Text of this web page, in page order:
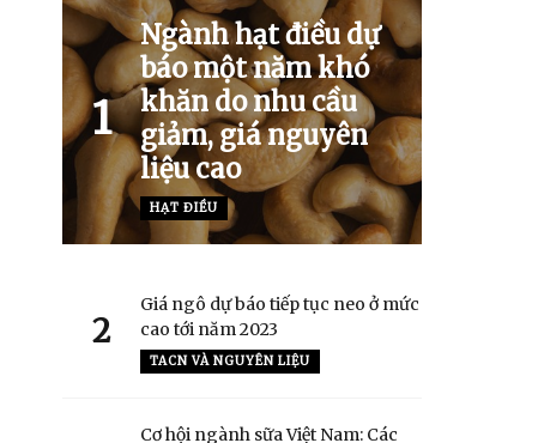
1
Ngành hạt điều dự
báo một năm khó
khăn do nhu cầu
giảm, giá nguyên
liệu cao
HẠT ĐIỀU
2
Giá ngô dự báo tiếp tục neo ở mức
cao tới năm 2023
TACN VÀ NGUYÊN LIỆU
Cơ hội ngành sữa Việt Nam: Các